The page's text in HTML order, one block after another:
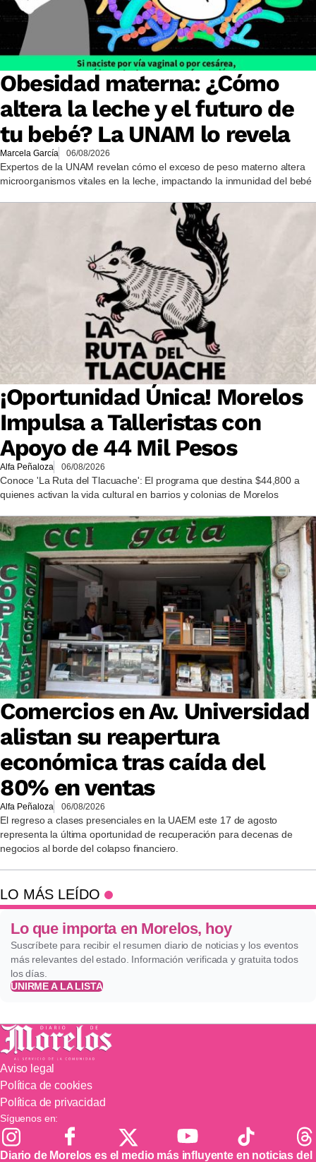
Obesidad materna: ¿Cómo
altera la leche y el futuro de
tu bebé? La UNAM lo revela
Marcela García 06/08/2026
Expertos de la UNAM revelan cómo el exceso de peso materno altera
microorganismos vitales en la leche, impactando la inmunidad del bebé
¡Oportunidad Única! Morelos
Impulsa a Talleristas con
Apoyo de 44 Mil Pesos
Alfa Peñaloza 06/08/2026
Conoce 'La Ruta del Tlacuache': El programa que destina $44,800 a
quienes activan la vida cultural en barrios y colonias de Morelos
Comercios en Av. Universidad
alistan su reapertura
económica tras caída del
80% en ventas
Alfa Peñaloza 06/08/2026
El regreso a clases presenciales en la UAEM este 17 de agosto
representa la última oportunidad de recuperación para decenas de
negocios al borde del colapso financiero.
LO MÁS LEÍDO
Lo que importa en Morelos, hoy
Suscríbete para recibir el resumen diario de noticias y los eventos
más relevantes del estado. Información verificada y gratuita todos
los días.
UNIRME A LA LISTA
Aviso legal
Política de cookies
Política de privacidad
Síguenos en:
Diario de Morelos es el medio más influyente en noticias del